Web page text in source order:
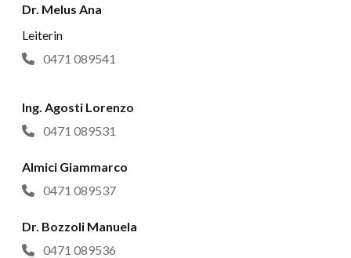
Dr. Melus Ana
Leiterin
0471 089541
Ing. Agosti Lorenzo
0471 089531
Almici Giammarco
0471 089537
Dr. Bozzoli Manuela
0471 089536